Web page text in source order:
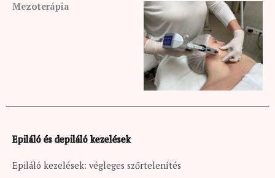
Mezoterápia
Epiláló és depiláló kezelések
Epiláló kezelések: végleges szőrtelenítés